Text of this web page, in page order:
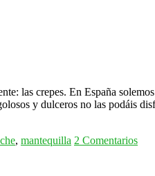
las crepes. En España
y dulceros no las podáis
, mantequilla 2 Comentarios